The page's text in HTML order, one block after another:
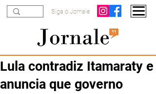
Siga o Jornale
Lula contradiz Itamaraty e
anuncia que governo